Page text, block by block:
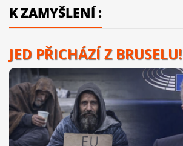
K ZAMYŠLENÍ :
JED PŘICHÁZÍ Z BRUSELU!